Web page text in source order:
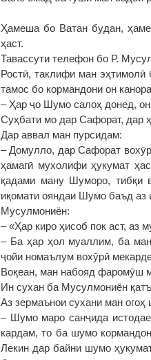
Ҳамеша бо Ватан будан,
ҳаст.
Тавассути телефон бо Р.
Ростӣ, таклифи ман
тамос бо кормандони он
– Ҳар ҷо Шумо салоҳ донед,
Суҳбати мо дар Сафорат, дар
Дар аввал ман пурсидам:
– Домулло, дар Сафорат
ҳамагӣ мухолифи ҳукумат
қадами ману Шуморо, тибқи
иқомати ояндаи Шумо баъд аз
Мусулмониён:
– «Ҳар киро ҳисоб пок аст, аз
– Ба ҳар ҳол муаллим, ба
ҷойи номаълум вохӯрӣ
Воқеан, ман набояд фаромӯш
Ин сухан ба Мусулмониён
Аз зермаънои сухани ман
– Шумо маро санҷида
кардам, то ба шумо
Лекин дар байни шумо